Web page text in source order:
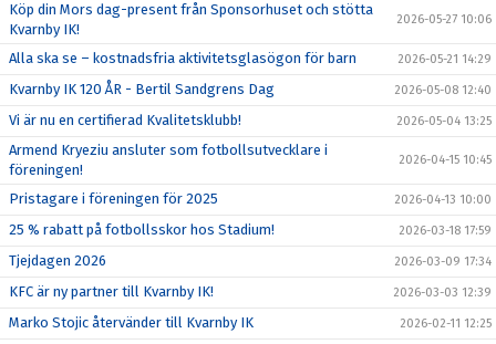
Köp din Mors dag-present från Sponsorhuset och stötta
Kvarnby IK!
2026-05-27 10:06
Alla ska se – kostnadsfria aktivitetsglasögon för barn 2026-05-21 14:29
Kvarnby IK 120 ÅR - Bertil Sandgrens Dag 2026-05-08 12:40
Vi är nu en certifierad Kvalitetsklubb! 2026-05-04 13:25
Armend Kryeziu ansluter som fotbollsutvecklare i
föreningen!
2026-04-15 10:45
Pristagare i föreningen för 2025 2026-04-13 10:00
25 % rabatt på fotbollsskor hos Stadium! 2026-03-18 17:59
Tjejdagen 2026 2026-03-09 17:34
KFC är ny partner till Kvarnby IK! 2026-03-03 12:39
Marko Stojic återvänder till Kvarnby IK 2026-02-11 12:25